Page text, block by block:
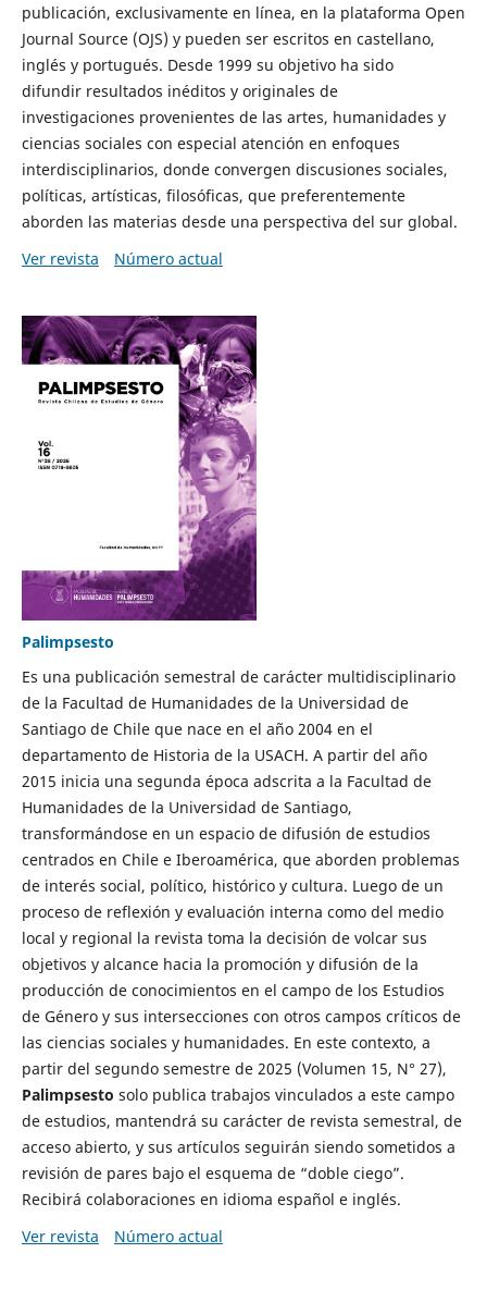
publicación, exclusivamente en línea, en la plataforma Open
Journal Source (OJS) y pueden ser escritos en castellano,
inglés y portugués. Desde 1999 su objetivo ha sido
difundir resultados inéditos y originales de
investigaciones provenientes de las artes, humanidades y
ciencias sociales con especial atención en enfoques
interdisciplinarios, donde convergen discusiones sociales,
políticas, artísticas, filosóficas, que preferentemente
aborden las materias desde una perspectiva del sur global.
Ver revista
Número actual
Palimpsesto
Es una publicación semestral de carácter multidisciplinario
de la Facultad de Humanidades de la Universidad de
Santiago de Chile que nace en el año 2004 en el
departamento de Historia de la USACH. A partir del año
2015 inicia una segunda época adscrita a la Facultad de
Humanidades de la Universidad de Santiago,
transformándose en un espacio de difusión de estudios
centrados en Chile e Iberoamérica, que aborden problemas
de interés social, político, histórico y cultura. Luego de un
proceso de reflexión y evaluación interna como del medio
local y regional la revista toma la decisión de volcar sus
objetivos y alcance hacia la promoción y difusión de la
producción de conocimientos en el campo de los Estudios
de Género y sus intersecciones con otros campos críticos de
las ciencias sociales y humanidades. En este contexto, a
partir del segundo semestre de 2025 (Volumen 15, N° 27),
Palimpsesto solo publica trabajos vinculados a este campo
de estudios, mantendrá su carácter de revista semestral, de
acceso abierto, y sus artículos seguirán siendo sometidos a
revisión de pares bajo el esquema de “doble ciego”.
Recibirá colaboraciones en idioma español e inglés.
Ver revista
Número actual